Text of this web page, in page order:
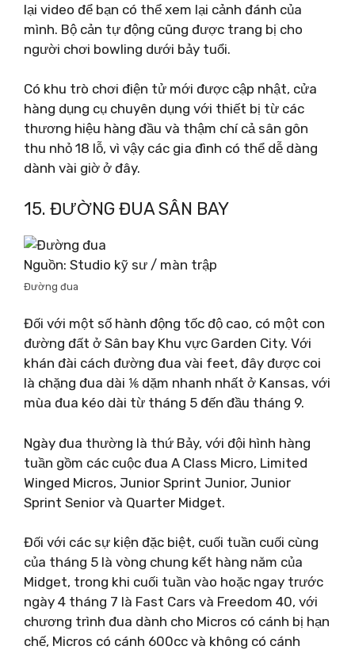
lại video để bạn có thể xem lại cảnh đánh của
mình. Bộ cản tự động cũng được trang bị cho
người chơi bowling dưới bảy tuổi.
Có khu trò chơi điện tử mới được cập nhật, cửa
hàng dụng cụ chuyên dụng với thiết bị từ các
thương hiệu hàng đầu và thậm chí cả sân gôn
thu nhỏ 18 lỗ, vì vậy các gia đình có thể dễ dàng
dành vài giờ ở đây.
15. ĐƯỜNG ĐUA SÂN BAY
Nguồn: Studio kỹ sư / màn trập
Đường đua
Đối với một số hành động tốc độ cao, có một con
đường đất ở Sân bay Khu vực Garden City. Với
khán đài cách đường đua vài feet, đây được coi
là chặng đua dài ⅙ dặm nhanh nhất ở Kansas, với
mùa đua kéo dài từ tháng 5 đến đầu tháng 9.
Ngày đua thường là thứ Bảy, với đội hình hàng
tuần gồm các cuộc đua A Class Micro, Limited
Winged Micros, Junior Sprint Junior, Junior
Sprint Senior và Quarter Midget.
Đối với các sự kiện đặc biệt, cuối tuần cuối cùng
của tháng 5 là vòng chung kết hàng năm của
Midget, trong khi cuối tuần vào hoặc ngay trước
ngày 4 tháng 7 là Fast Cars và Freedom 40, với
chương trình đua dành cho Micros có cánh bị hạn
chế, Micros có cánh 600cc và không có cánh